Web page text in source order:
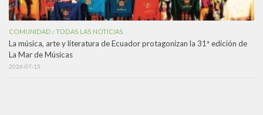
COMUNIDAD /TODAS LAS NOTICIAS
La música, arte y literatura de Ecuador protagonizan la 31ª edición de
La Mar de Músicas
2026-07-15